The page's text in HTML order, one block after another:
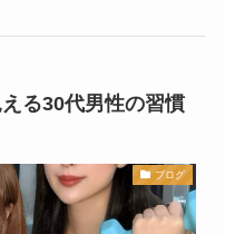
る30代男性の習慣
ブログ